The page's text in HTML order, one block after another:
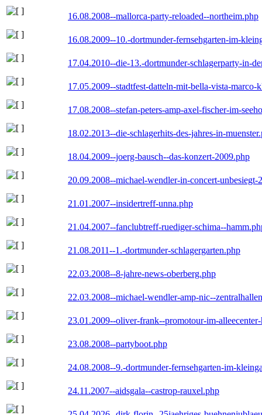
16.08.2008--mallorca-party-reloaded--northeim.php
16.08.2009--10.-dortmunder-fernsehgarten-im-
17.04.2010--die-13.-dortmunder-schlagerparty-in-
17.05.2009--stadtfest-datteln-mit-bella-vista-marco-
17.08.2008--stefan-peters-amp-axel-fischer-im-
18.02.2013--die-schlagerhits-des-jahres-in-
18.04.2009--joerg-bausch--das-konzert-2009.php
20.09.2008--michael-wendler-in-concert-unbesiegt-
21.01.2007--insidertreff-unna.php
21.04.2007--fanclubtreff-ruediger-schima--
21.08.2011--1.-dortmunder-schlagergarten.php
22.03.2008--8-jahre-news-oberberg.php
22.03.2008--michael-wendler-amp-nic--
23.01.2009--oliver-frank--promotour-im-
23.08.2008--partyboot.php
24.08.2008--9.-dortmunder-fernsehgarten-im-
24.11.2007--aidsgala--castrop-rauxel.php